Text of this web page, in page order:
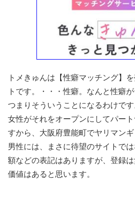
トメきゅんは【性癖マッチング】
トです。・・・性癖。なんと性癖
つまりそういうことになるわけで
女性がそれをオープンにしてパー
すから、大阪府豊能町でヤリマン
男性には、まさに待望のサイトで
額などの表記はありますが、登録
価値はあると思います。